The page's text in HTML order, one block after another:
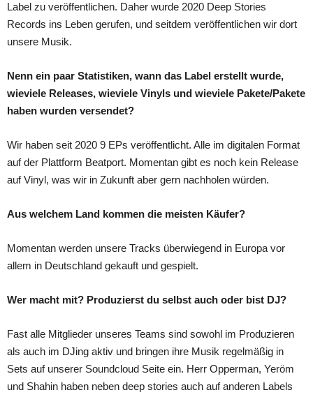
Label zu veröffentlichen. Daher wurde 2020 Deep Stories
Records ins Leben gerufen, und seitdem veröffentlichen wir dort
unsere Musik.
Nenn ein paar Statistiken, wann das Label erstellt wurde,
wieviele Releases, wieviele Vinyls und wieviele Pakete/Pakete
haben wurden versendet?
Wir haben seit 2020 9 EPs veröffentlicht. Alle im digitalen Format
auf der Plattform Beatport. Momentan gibt es noch kein Release
auf Vinyl, was wir in Zukunft aber gern nachholen würden.
Aus welchem Land kommen die meisten Käufer?
Momentan werden unsere Tracks überwiegend in Europa vor
allem in Deutschland gekauft und gespielt.
Wer macht mit? Produzierst du selbst auch oder bist DJ?
Fast alle Mitglieder unseres Teams sind sowohl im Produzieren
als auch im DJing aktiv und bringen ihre Musik regelmäßig in
Sets auf unserer Soundcloud Seite ein. Herr Opperman, Yeröm
und Shahin haben neben deep stories auch auf anderen Labels